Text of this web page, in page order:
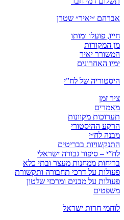
אברהם ״יאיר״ שטרן
חייו, פועלו ומותו
מן המקורות
המשורר יאיר
ימיו האחרונים
היסטוריה של לח”י
ציר זמן
מאמרים
תערוכות מקוונות
הרקע ההיסטורי
מבנה לח״י
התנקשויות בבריטים
לח”י – סיפור גבורה ישראלי
בריחות ממחנות מעצר ובתי כלא
פעולות על דרכי תחבורה ותקשורת
פעולות על מבנים ומרכזי שלטון
משפטים
לוחמי חרות ישראל